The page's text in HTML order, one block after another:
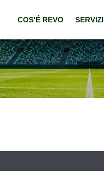
COS'É REVO SERVIZI